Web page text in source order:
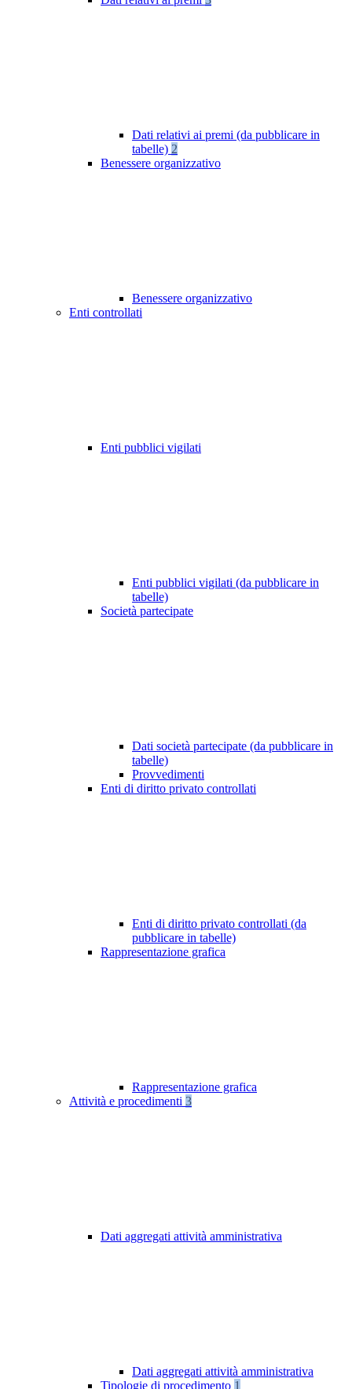
Dati relativi ai premi (da pubblicare in
tabelle) 2
Benessere organizzativo
Benessere organizzativo
Enti controllati
Enti pubblici vigilati
Enti pubblici vigilati (da pubblicare in
tabelle)
Società partecipate
Dati società partecipate (da pubblicare in
tabelle)
Provvedimenti
Enti di diritto privato controllati
Enti di diritto privato controllati (da
pubblicare in tabelle)
Rappresentazione grafica
Rappresentazione grafica
Attività e procedimenti 3
Dati aggregati attività amministrativa
Dati aggregati attività amministrativa
Tipologie di procedimento 1